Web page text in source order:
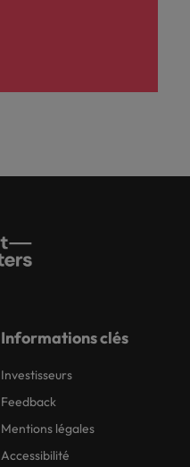
Informations clés
Investisseurs
Feedback
Mentions légales
Accessibilité